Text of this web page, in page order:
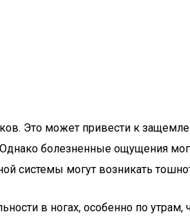
Это может привести к
болезненные ощущения
системы могут возникать
в ногах, особенно по